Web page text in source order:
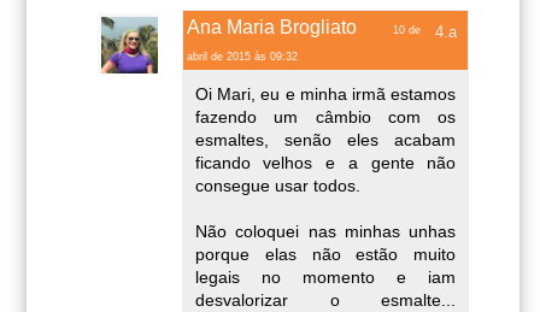
Ana Maria Brogliato 10 de
abril de 2015 às 09:32
Oi Mari, eu e minha irmã estamos
fazendo um câmbio com os
esmaltes, senão eles acabam
ficando velhos e a gente não
consegue usar todos.
Não coloquei nas minhas unhas
porque elas não estão muito
legais no momento e iam
desvalorizar o esmalte...